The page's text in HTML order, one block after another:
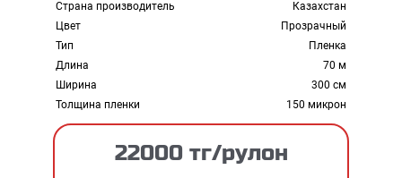
Страна производитель
Казахстан
Цвет
Прозрачный
Тип
Пленка
Длина
70 м
Ширина
300 см
Толщина пленки
150 микрон
22000 тг/рулон